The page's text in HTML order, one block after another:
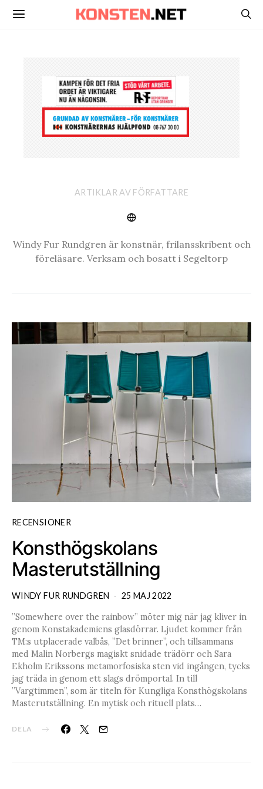
ARTIKLAR AV FÖRFATTARE
Windy Fur Rundgren är konstnär, frilansskribent och
föreläsare. Verksam och bosatt i Segeltorp
RECENSIONER
Konsthögskolans
Masterutställning
WINDY FUR RUNDGREN 25 MAJ 2022
”Somewhere over the rainbow” möter mig när jag kliver in
genom Konstakademiens glasdörrar. Ljudet kommer från
TM:s utplacerade valbås, ”Det brinner”, och tillsammans
med Malin Norbergs magiskt snidade trädörr och Sara
Ekholm Erikssons metamorfosiska sten vid ingången, tycks
jag träda in genom ett slags drömportal. In till
”Vargtimmen”, som är titeln för Kungliga Konsthögskolans
Masterutställning. En mytisk och rituell plats…
DELA